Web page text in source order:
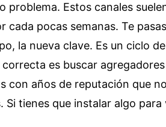
problema. Estos canales
cada pocas semanas. Te
la nueva clave. Es un ciclo
es buscar
con años de reputación que
Si tienes que instalar algo